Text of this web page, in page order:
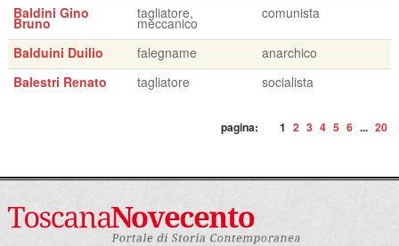
Baldini Gino
Bruno
tagliatore,
meccanico
comunista
Balduini Duilio falegname
anarchico
Balestri Renato
tagliatore socialista
pagina: 1 2 3 4 5 6 ... 20